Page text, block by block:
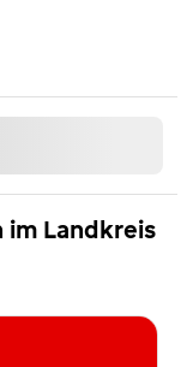
im Landkreis